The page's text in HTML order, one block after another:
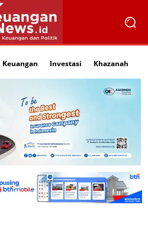
Keuangan Investasi Khazanah